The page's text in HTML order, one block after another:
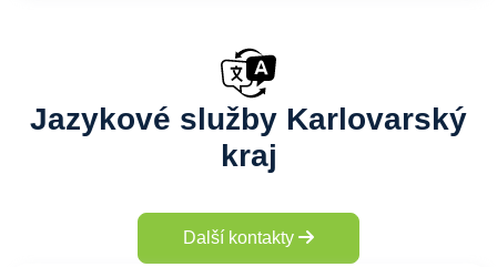
Jazykové služby Karlovarský
kraj
Další kontakty